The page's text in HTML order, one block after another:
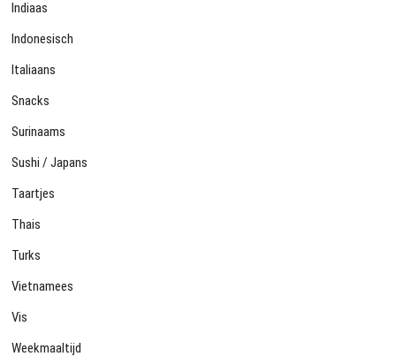
Indiaas
Indonesisch
Italiaans
Snacks
Surinaams
Sushi / Japans
Taartjes
Thais
Turks
Vietnamees
Vis
Weekmaaltijd